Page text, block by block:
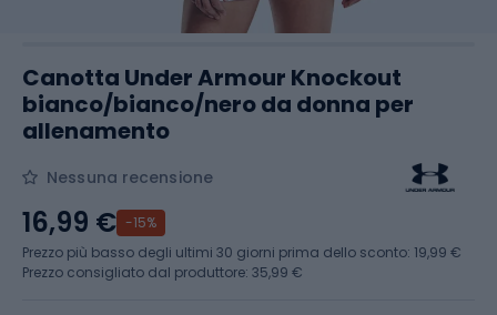
Canotta Under Armour Knockout
bianco/bianco/nero da donna per
allenamento
Nessuna recensione
16,99 € -15%
Prezzo più basso degli ultimi 30 giorni prima dello sconto: 19,99 €
Prezzo consigliato dal produttore: 35,99 €